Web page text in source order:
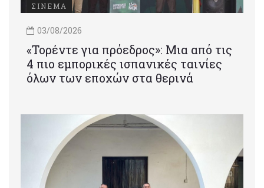
ΣΙΝΕΜΑ
03/08/2026
«Τορέντε για πρόεδρος»: Mια από τις
4 πιο εμπορικές ισπανικές ταινίες
όλων των εποχών στα θερινά